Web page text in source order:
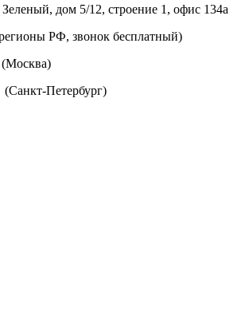
дом 5/12, строение 1, офис 134а
РФ, звонок бесплатный)
(Москва)
(Санкт-Петербург)